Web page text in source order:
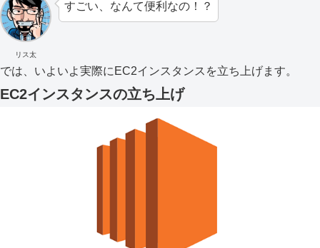
リス太
すごい、なんて便利なの！？
では、いよいよ実際にEC2インスタンスを立ち上げます。
EC2インスタンスの立ち上げ